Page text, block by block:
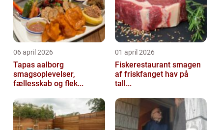
06 april 2026
Tapas aalborg
smagsoplevelser,
fællesskab og flek...
01 april 2026
Fiskerestaurant smagen
af friskfanget hav på
tall...